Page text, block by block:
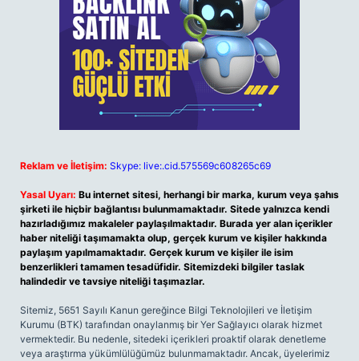
Reklam ve İletişim: Skype: live:.cid.575569c608265c69
Yasal Uyarı: Bu internet sitesi, herhangi bir marka, kurum veya şahıs
şirketi ile hiçbir bağlantısı bulunmamaktadır. Sitede yalnızca kendi
hazırladığımız makaleler paylaşılmaktadır. Burada yer alan içerikler
haber niteliği taşımamakta olup, gerçek kurum ve kişiler hakkında
paylaşım yapılmamaktadır. Gerçek kurum ve kişiler ile isim
benzerlikleri tamamen tesadüfidir. Sitemizdeki bilgiler taslak
halindedir ve tavsiye niteliği taşımazlar.
Sitemiz, 5651 Sayılı Kanun gereğince Bilgi Teknolojileri ve İletişim
Kurumu (BTK) tarafından onaylanmış bir Yer Sağlayıcı olarak hizmet
vermektedir. Bu nedenle, sitedeki içerikleri proaktif olarak denetleme
veya araştırma yükümlülüğümüz bulunmamaktadır. Ancak, üyelerimiz